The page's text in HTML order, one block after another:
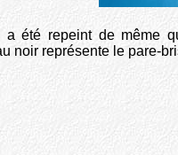
a été repeint de même
noir représente le pare-